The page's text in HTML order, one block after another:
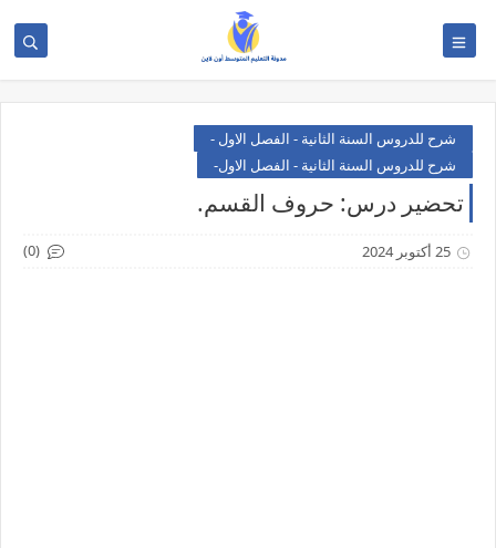
شرح للدروس السنة الثانية - الفصل الاول -
شرح للدروس السنة الثانية - الفصل الاول-
تحضير درس: حروف القسم.
25 أكتوبر 2024 (0)